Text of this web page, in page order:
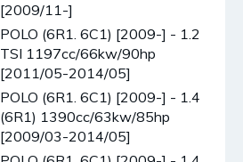
[2009/11-]
POLO (6R1. 6C1) [2009-] - 1.2
TSI 1197cc/66kw/90hp
[2011/05-2014/05]
POLO (6R1. 6C1) [2009-] - 1.4
(6R1) 1390cc/63kw/85hp
[2009/03-2014/05]